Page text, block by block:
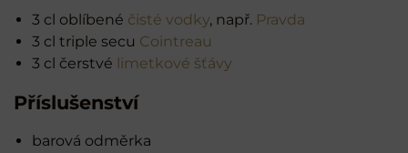
3 cl oblíbené čisté vodky, např. Pravda
3 cl triple secu Cointreau
3 cl čerstvé limetkové šťávy
Příslušenství
barová odměrka